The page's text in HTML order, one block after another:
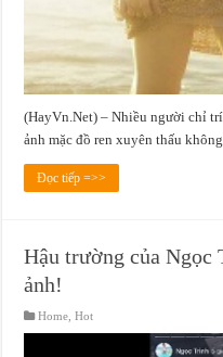
(HayVn.Net) – Nhiều người chỉ
ảnh mặc đồ ren xuyên thấu
Đọc tiếp =>>
Hậu trường của Ngọc
ảnh!
Home ,Hot